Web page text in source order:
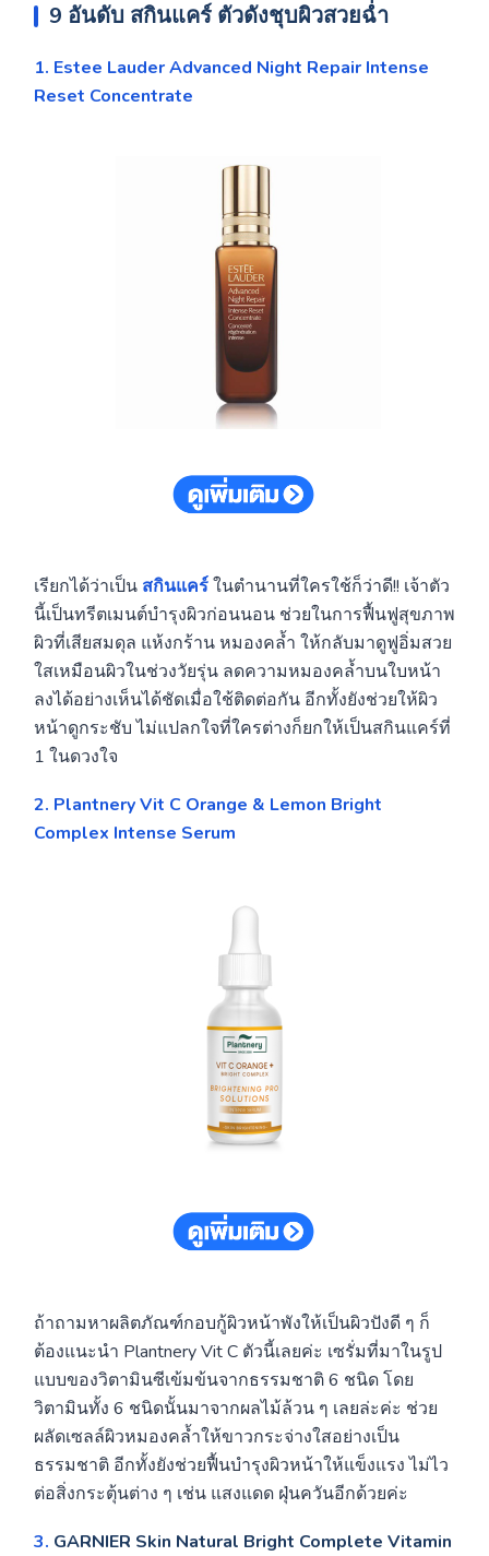
9 อันดับ สกินแคร์ ตัวดังชุบผิวสวยฉ่ำ
1. Estee Lauder Advanced Night Repair Intense
Reset Concentrate
เรียกได้ว่าเป็น สกินแคร์ในตำนานที่ใครใช้ก็ว่าดี!! เจ้าตัว
นี้เป็นทรีตเมนต์บำรุงผิวก่อนนอน ช่วยในการฟื้นฟูสุขภาพ
ผิวที่เสียสมดุล แห้งกร้าน หมองคล้ำ ให้กลับมาดูฟูอิ่มสวย
ใสเหมือนผิวในช่วงวัยรุ่น ลดความหมองคล้ำบนใบหน้า
ลงได้อย่างเห็นได้ชัดเมื่อใช้ติดต่อกัน อีกทั้งยังช่วยให้ผิว
หน้าดูกระชับ ไม่แปลกใจที่ใครต่างก็ยกให้เป็นสกินแคร์ที่
1 ในดวงใจ
2. Plantnery Vit C Orange & Lemon Bright
Complex Intense Serum
ถ้าถามหาผลิตภัณฑ์กอบกู้ผิวหน้าพังให้เป็นผิวปังดี ๆ ก็
ต้องแนะนำ Plantnery Vit C ตัวนี้เลยค่ะ เซรั่มที่มาในรูป
แบบของวิตามินซีเข้มข้นจากธรรมชาติ 6 ชนิด โดย
วิตามินทั้ง 6 ชนิดนั้นมาจากผลไม้ล้วน ๆ เลยล่ะค่ะ ช่วย
ผลัดเซลล์ผิวหมองคล้ำให้ขาวกระจ่างใสอย่างเป็น
ธรรมชาติ อีกทั้งยังช่วยฟื้นบำรุงผิวหน้าให้แข็งแรง ไม่ไว
ต่อสิ่งกระตุ้นต่าง ๆ เช่น แสงแดด ฝุ่นควันอีกด้วยค่ะ
3. GARNIER Skin Natural Bright Complete Vitamin